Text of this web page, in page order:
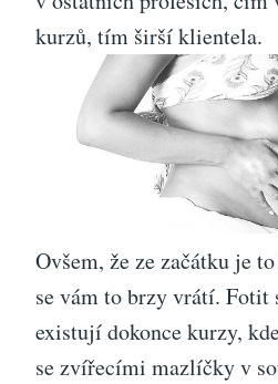
kurzů, tím širší klientela.
Ovšem, že ze začátku je
se vám to brzy vrátí. Fotit
existují dokonce kurzy,
se zvířecími mazlíčky v